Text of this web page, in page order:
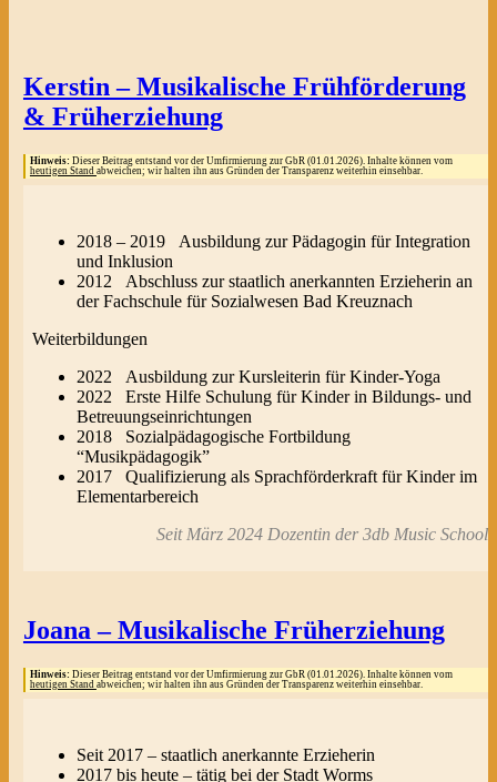
Kerstin – Musikalische Frühförderung
& Früherziehung
Hinweis: Dieser Beitrag entstand vor der Umfirmierung zur GbR (01.01.2026). Inhalte können vom
heutigen Stand abweichen; wir halten ihn aus Gründen der Transparenz weiterhin einsehbar.
2018 – 2019 Ausbildung zur Pädagogin für Integration
und Inklusion
2012 Abschluss zur staatlich anerkannten Erzieherin an
der Fachschule für Sozialwesen Bad Kreuznach
Weiterbildungen
2022 Ausbildung zur Kursleiterin für Kinder-Yoga
2022 Erste Hilfe Schulung für Kinder in Bildungs- und
Betreuungseinrichtungen
2018 Sozialpädagogische Fortbildung
“Musikpädagogik”
2017 Qualifizierung als Sprachförderkraft für Kinder im
Elementarbereich
Seit März 2024 Dozentin der 3db Music School
Joana – Musikalische Früherziehung
Hinweis: Dieser Beitrag entstand vor der Umfirmierung zur GbR (01.01.2026). Inhalte können vom
heutigen Stand abweichen; wir halten ihn aus Gründen der Transparenz weiterhin einsehbar.
Seit 2017 – staatlich anerkannte Erzieherin
2017 bis heute – tätig bei der Stadt Worms